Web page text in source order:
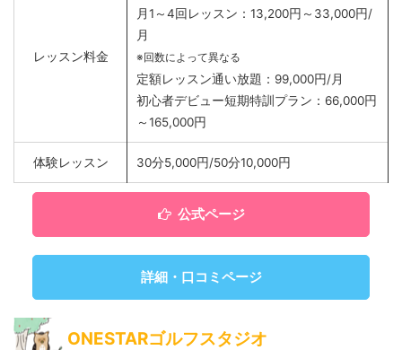
レッスン料金
月1～4回レッスン：13,200円～33,000円/
月
※回数によって異なる
定額レッスン通い放題：99,000円/月
初心者デビュー短期特訓プラン：66,000円
～165,000円
体験レッスン 30分5,000円/50分10,000円
公式ページ
詳細・口コミページ
ONESTARゴルフスタジオ